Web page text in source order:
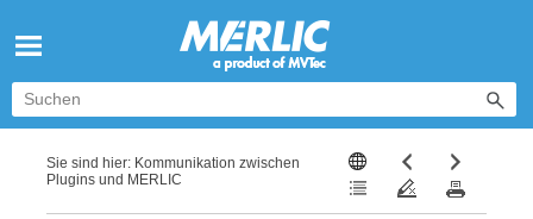
Sie sind hier: Kommunikation zwischen
Plugins und MERLIC